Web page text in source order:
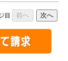
目 前へ 次へ